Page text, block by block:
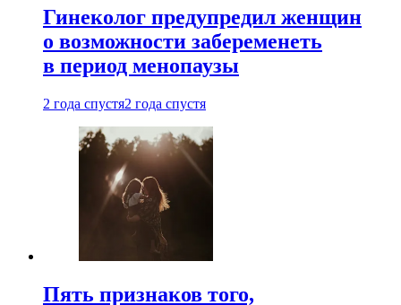
Гинеколог предупредил женщин
о возможности забеременеть
в период менопаузы
2 года спустя2 года спустя
Пять признаков того,